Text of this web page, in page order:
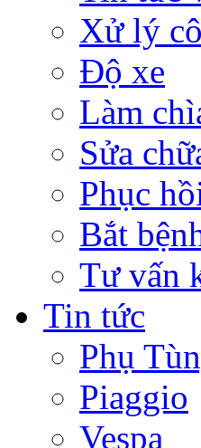
Xử lý
Độ xe
Làm
Sửa
Phục
Bắt
Tư vấn
Tin tức
Phụ
Piaggio
Vespa